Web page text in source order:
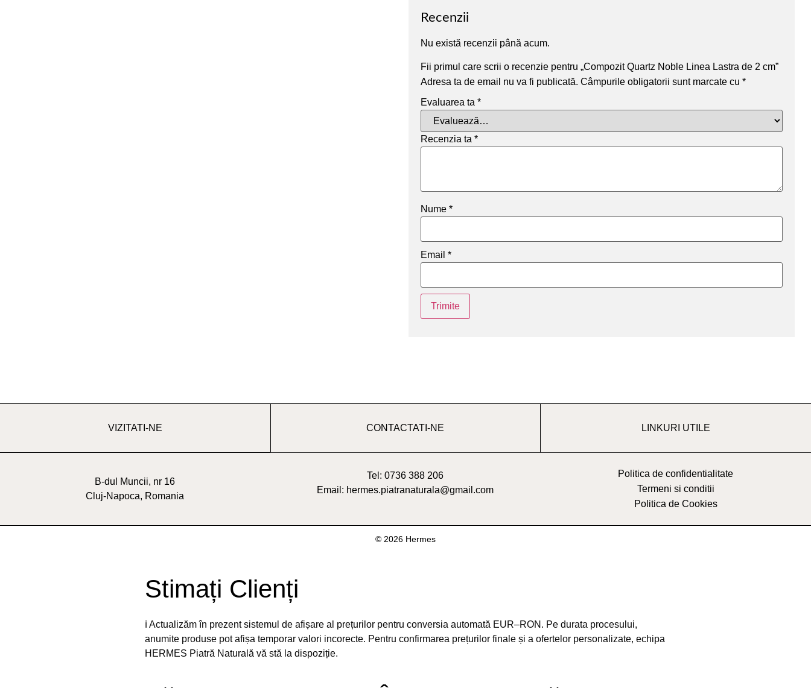
Recenzii
Nu există recenzii până acum.
Fii primul care scrii o recenzie pentru „Compozit Quartz Noble Linea Lastra de 2 cm”
Adresa ta de email nu va fi publicată. Câmpurile obligatorii sunt marcate cu *
Evaluarea ta *
Recenzia ta *
Nume *
Email *
VIZITATI-NE
B-dul Muncii, nr 16
Cluj-Napoca, Romania
CONTACTATI-NE
Tel: 0736 388 206
Email: hermes.piatranaturala@gmail.com
LINKURI UTILE
Politica de confidentialitate
Termeni si conditii
Politica de Cookies
© 2026 Hermes
Stimați Clienți
ℹ️ Actualizăm în prezent sistemul de afișare al prețurilor pentru conversia automată EUR–RON. Pe durata procesului,
anumite produse pot afișa temporar valori incorecte. Pentru confirmarea prețurilor finale și a ofertelor personalizate, echipa
HERMES Piatră Naturală vă stă la dispoziție.